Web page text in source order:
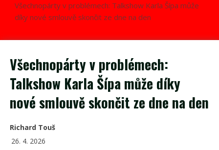
Všechnopárty v problémech: Talkshow Karla Šípa může
díky nové smlouvě skončit ze dne na den
Všechnopárty v problémech:
Talkshow Karla Šípa může díky
nové smlouvě skončit ze dne na den
Richard Touš
26. 4. 2026